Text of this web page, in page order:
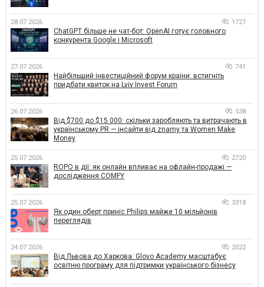
28.07.2026 1727
ChatGPT більше не чат-бот: OpenAI готує головного
конкурента Google і Microsoft
27.07.2026 741
Найбільший інвестиційний форум країни: встигніть
придбати квиток на Lviv Invest Forum
26.07.2026 538
Від $700 до $15 000: скільки заробляють та витрачають в
українському PR — інсайти від znamy та Women Make
Money
25.07.2026 2720
ROPO в дії: як онлайн впливає на офлайн-продажі —
дослідження COMFY
25.07.2026 3318
Як один оберт приніс Philips майже 10 мільйонів
переглядів
24.07.2026 2022
Від Львова до Харкова: Glovo Academy масштабує
освітню програму для підтримки українського бізнесу